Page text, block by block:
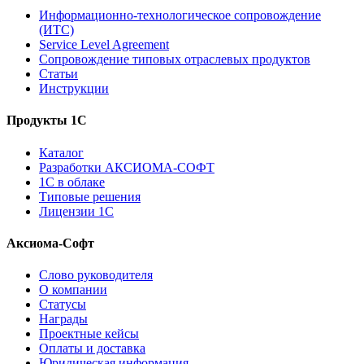
Информационно-технологическое сопровождение
(ИТС)
Service Level Agreement
Сопровождение типовых отраслевых продуктов
Статьи
Инструкции
Продукты 1С
Каталог
Разработки АКСИОМА-СОФТ
1С в облаке
Типовые решения
Лицензии 1С
Аксиома-Софт
Слово руководителя
О компании
Статусы
Награды
Проектные кейсы
Оплаты и доставка